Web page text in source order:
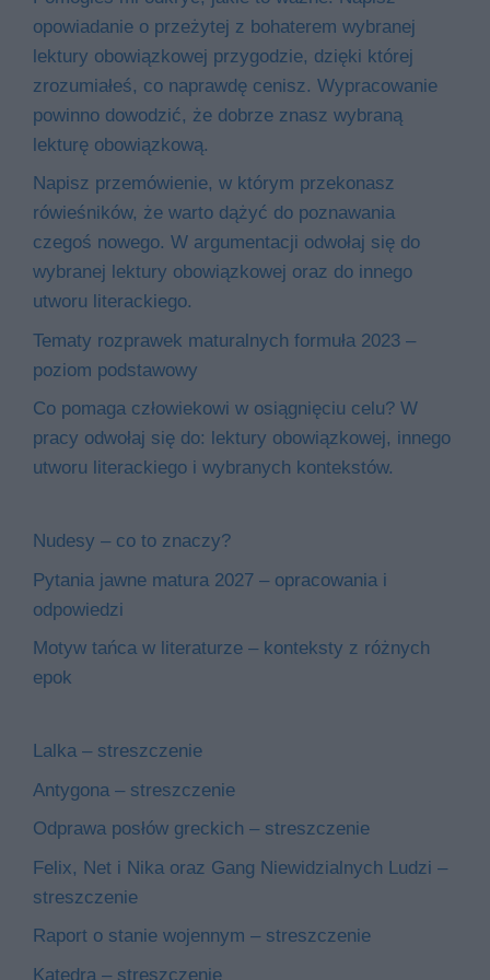
opowiadanie o przeżytej z bohaterem wybranej
lektury obowiązkowej przygodzie, dzięki której
zrozumiałeś, co naprawdę cenisz. Wypracowanie
powinno dowodzić, że dobrze znasz wybraną
lekturę obowiązkową.
Napisz przemówienie, w którym przekonasz
rówieśników, że warto dążyć do poznawania
czegoś nowego. W argumentacji odwołaj się do
wybranej lektury obowiązkowej oraz do innego
utworu literackiego.
Tematy rozprawek maturalnych formuła 2023 –
poziom podstawowy
Co pomaga człowiekowi w osiągnięciu celu? W
pracy odwołaj się do: lektury obowiązkowej, innego
utworu literackiego i wybranych kontekstów.
Nudesy – co to znaczy?
Pytania jawne matura 2027 – opracowania i
odpowiedzi
Motyw tańca w literaturze – konteksty z różnych
epok
Lalka – streszczenie
Antygona – streszczenie
Odprawa posłów greckich – streszczenie
Felix, Net i Nika oraz Gang Niewidzialnych Ludzi –
streszczenie
Raport o stanie wojennym – streszczenie
Katedra – streszczenie